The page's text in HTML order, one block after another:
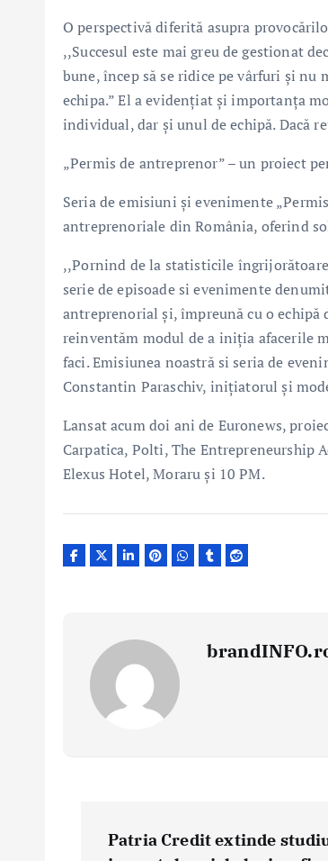
O perspectivă diferită asupra
,,Succesul este mai greu de gestionat
bune, încep să se ridice pe vârfuri și
echipa.” El a evidențiat și importanța
individual, dar și unul de echipă. Dacă
„Permis de antreprenor” – un proiect
Seria de emisiuni și evenimente
antreprenoriale din România, oferind
,,Pornind de la statisticile
serie de episoade si evenimente
antreprenorial şi, împreună cu o
reinventăm modul de a iniţia afacerile
faci. Emisiunea noastră si seria de
Constantin Paraschiv, inițiatorul și
Lansat acum doi ani de Euronews,
Carpatica, Polti, The Entrepreneurship
Elexus Hotel, Moraru și 10 PM.
Patria Credit extinde